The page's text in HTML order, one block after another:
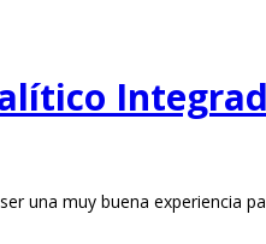
una muy buena experiencia